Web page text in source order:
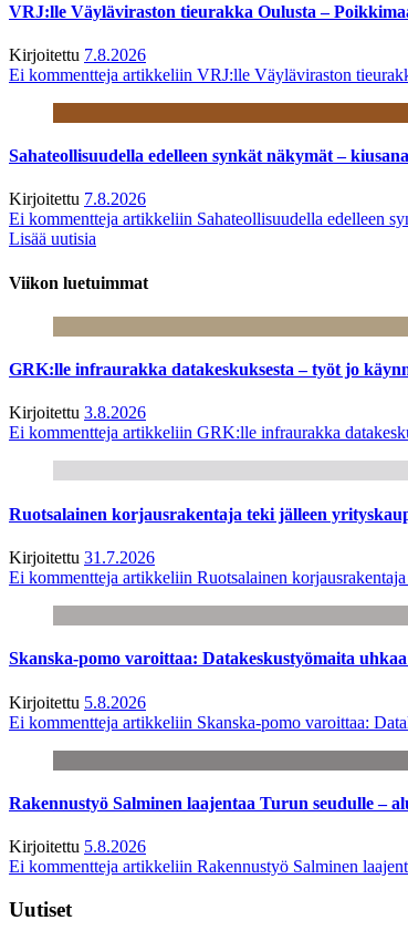
VRJ:lle Väyläviraston tieurakka Oulusta –
Kirjoitettu 7.8.2026
Ei kommentteja artikkeliin VRJ:lle Väyläviraston
Sahateollisuudella edelleen synkät näkymät –
Kirjoitettu 7.8.2026
Ei kommentteja artikkeliin Sahateollisuudella edelleen
Lisää uutisia
Viikon luetuimmat
GRK:lle infraurakka datakeskuksesta – työt jo
Kirjoitettu 3.8.2026
Ei kommentteja artikkeliin GRK:lle infraurakka
Ruotsalainen korjausrakentaja teki jälleen
Kirjoitettu 31.7.2026
Ei kommentteja artikkeliin Ruotsalainen
Skanska-pomo varoittaa: Datakeskustyömaita
Kirjoitettu 5.8.2026
Ei kommentteja artikkeliin Skanska-pomo varoittaa:
Rakennustyö Salminen laajentaa Turun seudulle –
Kirjoitettu 5.8.2026
Ei kommentteja artikkeliin Rakennustyö Salminen
Uutiset